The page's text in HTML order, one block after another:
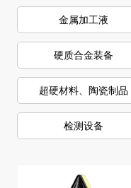
金属加工液
硬质合金装备
超硬材料、陶瓷制品
检测设备